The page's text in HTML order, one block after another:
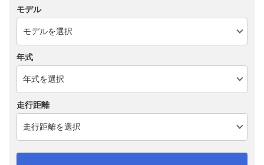
モデル
年式
走行距離